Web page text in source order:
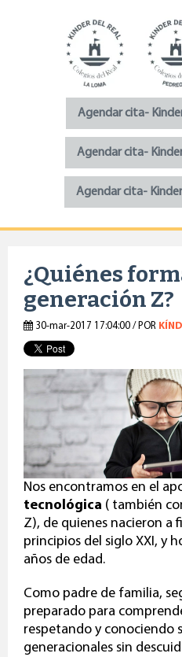
Agendar cita-
Agendar cita-
Agendar cita-
¿Quiénes
generación Z?
30-mar-2017 17:04:00 / POR
Nos encontramos en el
tecnológica ( también
Z), de quienes nacieron a
principios del siglo XXI, y
años de edad.
Como padre de familia,
preparado para
respetando y conociendo
generacionales sin